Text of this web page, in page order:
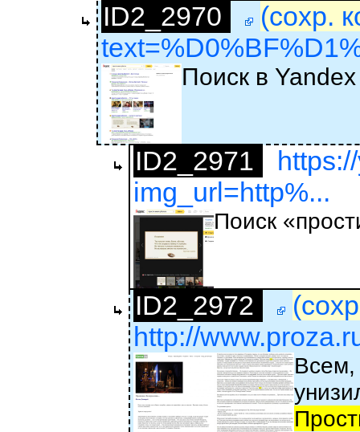
ID2_2970
(сохр.
Поиск в
ID2_2971
img_url=http%...
Поиск
ID2_2972
http://
Всем,